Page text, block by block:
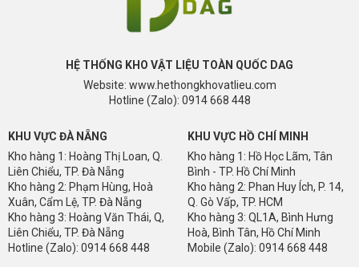
HỆ THỐNG KHO VẬT LIỆU TOÀN QUỐC DAG
Website: www.hethongkhovatlieu.com
Hotline (Zalo): 0914 668 448
KHU VỰC ĐÀ NẴNG
Kho hàng 1: Hoàng Thị Loan, Q.
Liên Chiểu, TP. Đà Nẵng
Kho hàng 2: Phạm Hùng, Hoà
Xuân, Cẩm Lệ, TP. Đà Nẵng
Kho hàng 3: Hoàng Văn Thái, Q,
Liên Chiểu, TP. Đà Nẵng
Hotline (Zalo): 0914 668 448
KHU VỰC HỒ CHÍ MINH
Kho hàng 1: Hồ Học Lãm, Tân
Bình - TP. Hồ Chí Minh
Kho hàng 2: Phan Huy Ích, P. 14,
Q. Gò Vấp, TP. HCM
Kho hàng 3: QL1A, Bình Hưng
Hoà, Bình Tân, Hồ Chí Minh
Mobile (Zalo): 0914 668 448